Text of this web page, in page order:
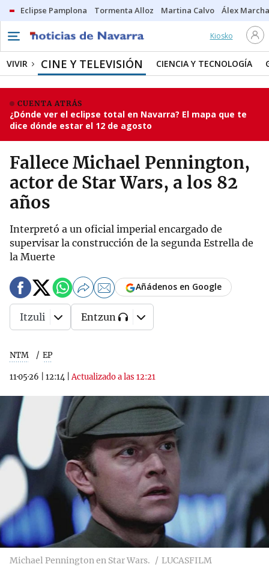
Eclipse Pamplona Tormenta Alloz Martina Calvo Álex
Kiosko
VIVIR CINE Y TELEVISIÓN CIENCIA Y TECNOLOGÍA
CUENTA ATRÁS
¿Dónde ver el eclipse total en Navarra? El mapa que te
dice dónde estar el 12 de agosto
Fallece Michael Pennington,
actor de Star Wars, a los 82
años
Interpretó a un oficial imperial encargado de
supervisar la construcción de la segunda Estrella de
la Muerte
NTM EP
11·05·26 12:14 |Actualizado a las 12:21
Añádenos en Google
Itzuli Entzun
Michael Pennington en Star Wars. LUCASFILM